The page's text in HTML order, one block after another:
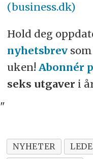
(business.dk)
Hold deg
nyhetsbrevsom
uken! Abonnér
seks utgaver i
"
NYHETER